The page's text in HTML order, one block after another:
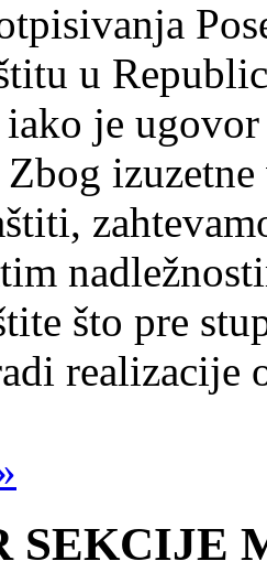
u
iako je
Zbog
što pre
realizacije
SEKCIJE